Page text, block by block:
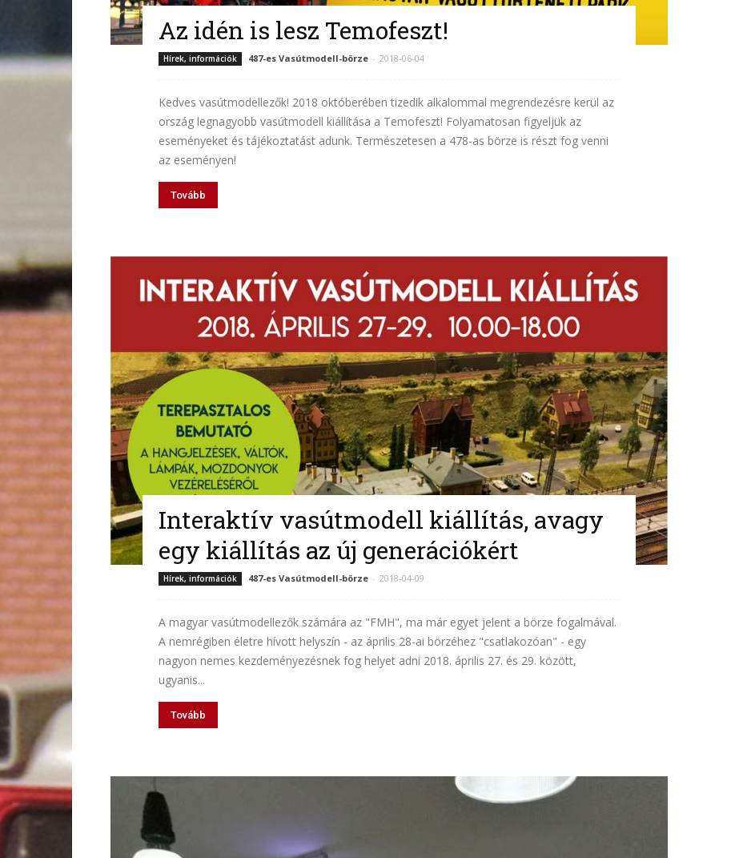
Az idén is lesz Temofeszt!
Hírek, információk 487-es Vasútmodell-börze - 2018-06-04
Kedves vasútmodellezők! 2018 októberében tizedik alkalommal megrendezésre kerül az
ország legnagyobb vasútmodell kiállítása a Temofeszt! Folyamatosan figyeljük az
eseményeket és tájékoztatást adunk. Természetesen a 478-as börze is részt fog venni
az eseményen!
Tovább
Interaktív vasútmodell kiállítás, avagy
egy kiállítás az új generációkért
Hírek, információk 487-es Vasútmodell-börze - 2018-04-09
A magyar vasútmodellezők számára az "FMH", ma már egyet jelent a börze fogalmával.
A nemrégiben életre hívott helyszín - az április 28-ai börzéhez "csatlakozóan" - egy
nagyon nemes kezdeményezésnek fog helyet adni 2018. április 27. és 29. között,
ugyanis...
Tovább